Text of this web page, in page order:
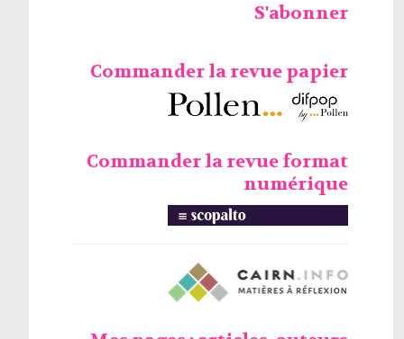
S'abonner
Commander la revue papier
Commander la revue format
numérique